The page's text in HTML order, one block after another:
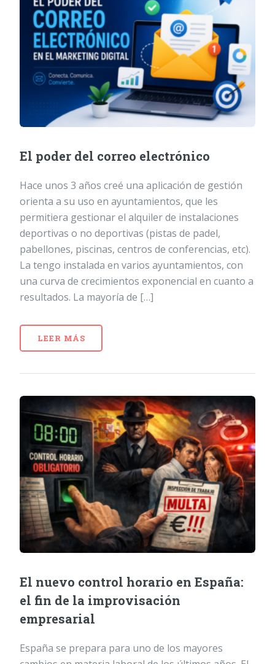
El poder del correo electrónico
Hace unos 3 años creé una aplicación de gestión
orienta a su uso en ayuntamientos, que les
permitiera gestionar el alquiler de instalaciones
deportivas o no deportivas (pistas de padel,
pabellones, piscinas, centros de conferencias, etc).
La tengo instalada en varios ayuntamientos, con
una curva de crecimientos exponencial en cuanto a
resultados. La mayoría de […]
LEER MÁS
El nuevo control horario en España:
el fin de la improvisación
empresarial
España se prepara para uno de los mayores